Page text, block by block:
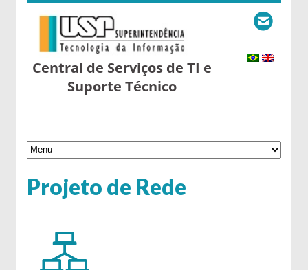
Central de Serviços de TI e
Suporte Técnico
Projeto de Rede